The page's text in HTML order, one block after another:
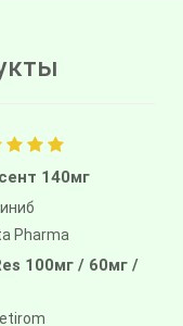
140мг
Pharma
100мг / 60мг /